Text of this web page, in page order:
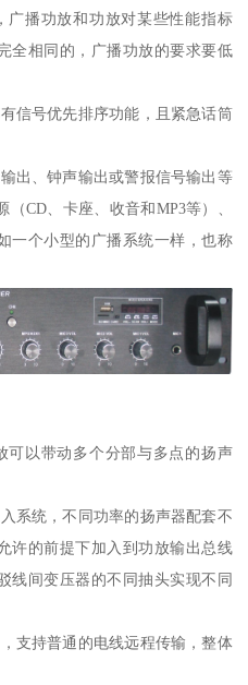
广播功放和功放对某些性能指标
全相同的，广播功放的要求要低
信号优先排序功能，且紧急话筒
出、钟声输出或警报信号输出等
CD、卡座、收音和MP3等）、
一个小型的广播系统一样，也称
可以带动多个分部与多点的扬声
系统，不同功率的扬声器配套不
许的前提下加入到功放输出总线
线间变压器的不同抽头实现不同
支持普通的电线远程传输，整体